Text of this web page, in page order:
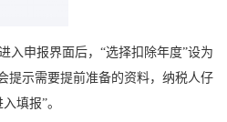
入申报界面后，“选择扣除年度”设为
提示需要提前准备的资料，纳税人仔
填报”。